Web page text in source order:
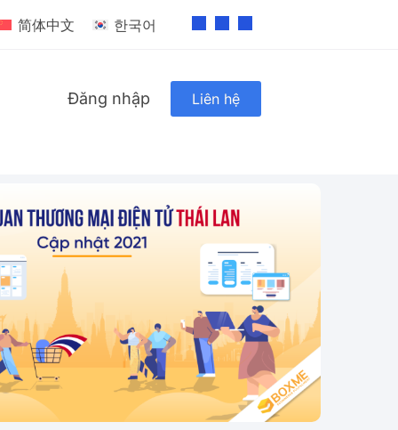
简体中文 한국어
Đăng nhập Liên hệ